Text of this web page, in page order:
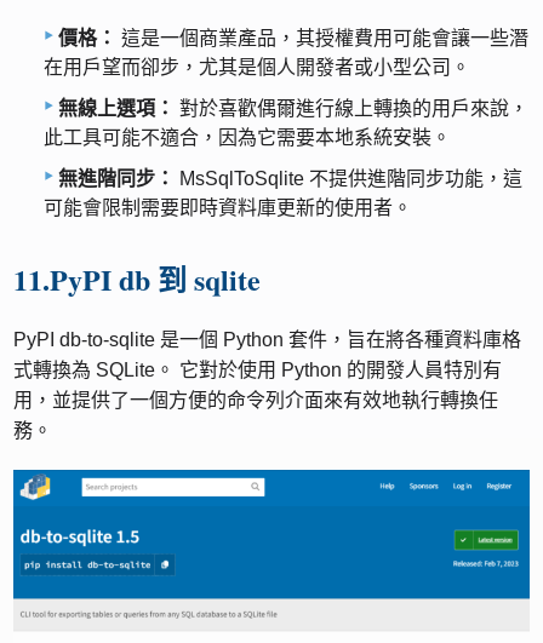
價格： 這是一個商業產品，其授權費用可能會讓一些潛
在用戶望而卻步，尤其是個人開發者或小型公司。
無線上選項： 對於喜歡偶爾進行線上轉換的用戶來說，
此工具可能不適合，因為它需要本地系統安裝。
無進階同步：
MsSqlToSqlite 不提供進階同步功能，這
可能會限制需要即時資料庫更新的使用者。
11.PyPI db 到 sqlite
PyPI db-to-sqlite 是一個 Python 套件，旨在將各種資料庫格
式轉換為 SQLite。 它對於使用 Python 的開發人員特別有
用，並提供了一個方便的命令列介面來有效地執行轉換任
務。